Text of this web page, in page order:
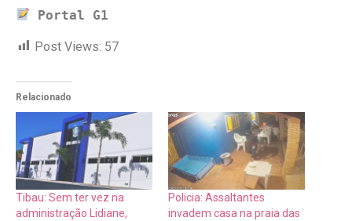
Portal G1
Post Views: 57
Relacionado
Tibau: Sem ter vez na
administração Lidiane,
Policia: Assaltantes
invadem casa na praia das